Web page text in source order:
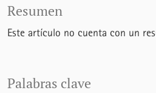
Palabras clave
Resumen
Este artículo no cuenta con un